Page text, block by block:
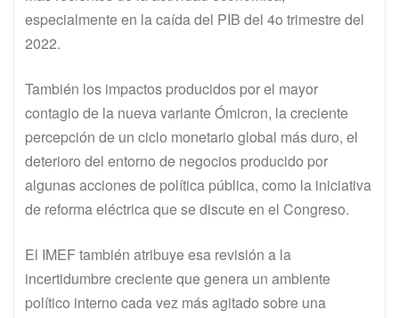
especialmente en la caída del PIB del 4o trimestre del
2022.
También los impactos producidos por el mayor
contagio de la nueva variante Ómicron, la creciente
percepción de un ciclo monetario global más duro, el
deterioro del entorno de negocios producido por
algunas acciones de política pública, como la iniciativa
de reforma eléctrica que se discute en el Congreso.
El IMEF también atribuye esa revisión a la
incertidumbre creciente que genera un ambiente
político interno cada vez más agitado sobre una